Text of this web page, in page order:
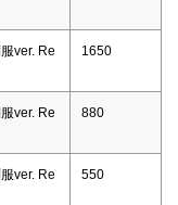
ver. Re
1650
ver. Re
880
ver. Re
550